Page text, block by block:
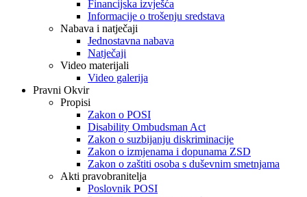
Financijska izvješća
Informacije o trošenju sredstava
Nabava i natječaji
Jednostavna nabava
Natječaji
Video materijali
Video galerija
Pravni Okvir
Propisi
Zakon o POSI
Disability Ombudsman Act
Zakon o suzbijanju diskriminacije
Zakon o izmjenama i dopunama ZSD
Zakon o zaštiti osoba s duševnim smetnjama
Akti pravobranitelja
Poslovnik POSI